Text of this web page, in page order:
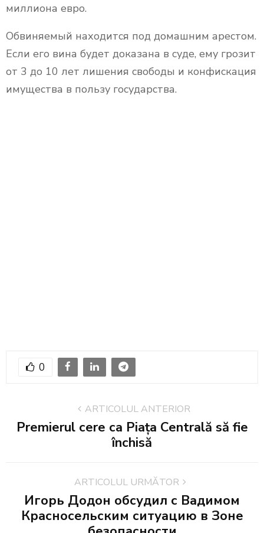
миллиона евро.
Обвиняемый находится под домашним арестом.
Если его вина будет доказана в суде, ему грозит
от 3 до 10 лет лишения свободы и конфискация
имущества в пользу государства.
0
ARTICOLUL ANTERIOR
Premierul cere ca Piața Centrală să fie
închisă
ARTICOLUL URMĂTOR
Игорь Додон обсудил с Вадимом
Красносельским ситуацию в Зоне